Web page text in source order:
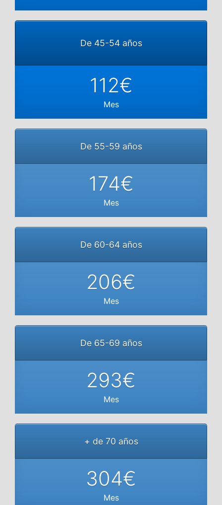
De 45-54 años
112€
Mes
De 55-59 años
174€
Mes
De 60-64 años
206€
Mes
De 65-69 años
293€
Mes
+ de 70 años
304€
Mes